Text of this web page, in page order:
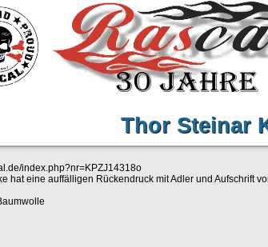
Thor Steinar
index.php?nr=KPZJ14318o
hat eine auffälligen Rückendruck mit Adler und Aufschrift